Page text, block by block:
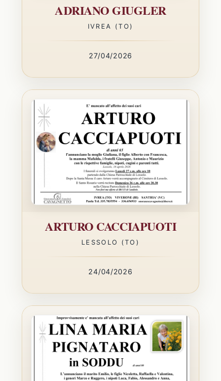
ADRIANO GIUGLER
IVREA (TO)
27/04/2026
ARTURO CACCIAPUOTI
LESSOLO (TO)
24/04/2026